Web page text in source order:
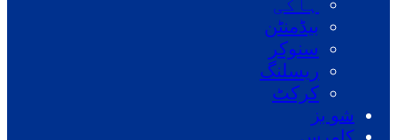
ہاکی
بیڈمنٹن
سنوکر
ریسلنگ
کرکٹ
شو بز